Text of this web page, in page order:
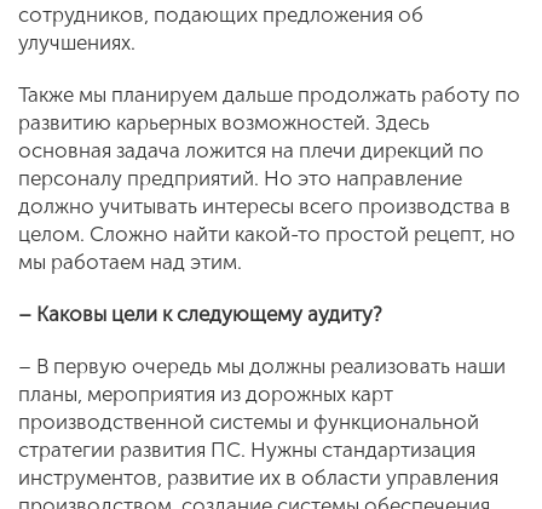
сотрудников, подающих предложения об
улучшениях.
Также мы планируем дальше продолжать работу по
развитию карьерных возможностей. Здесь
основная задача ложится на плечи дирекций по
персоналу предприятий. Но это направление
должно учитывать интересы всего производства в
целом. Сложно найти какой-то простой рецепт, но
мы работаем над этим.
– Каковы цели к следующему аудиту?
– В первую очередь мы должны реализовать наши
планы, мероприятия из дорожных карт
производственной системы и функциональной
стратегии развития ПС. Нужны стандартизация
инструментов, развитие их в области управления